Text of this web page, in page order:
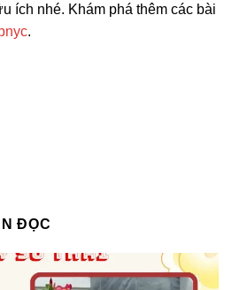
ích nhé. Khám phá thêm các bài
.
ĐỌC